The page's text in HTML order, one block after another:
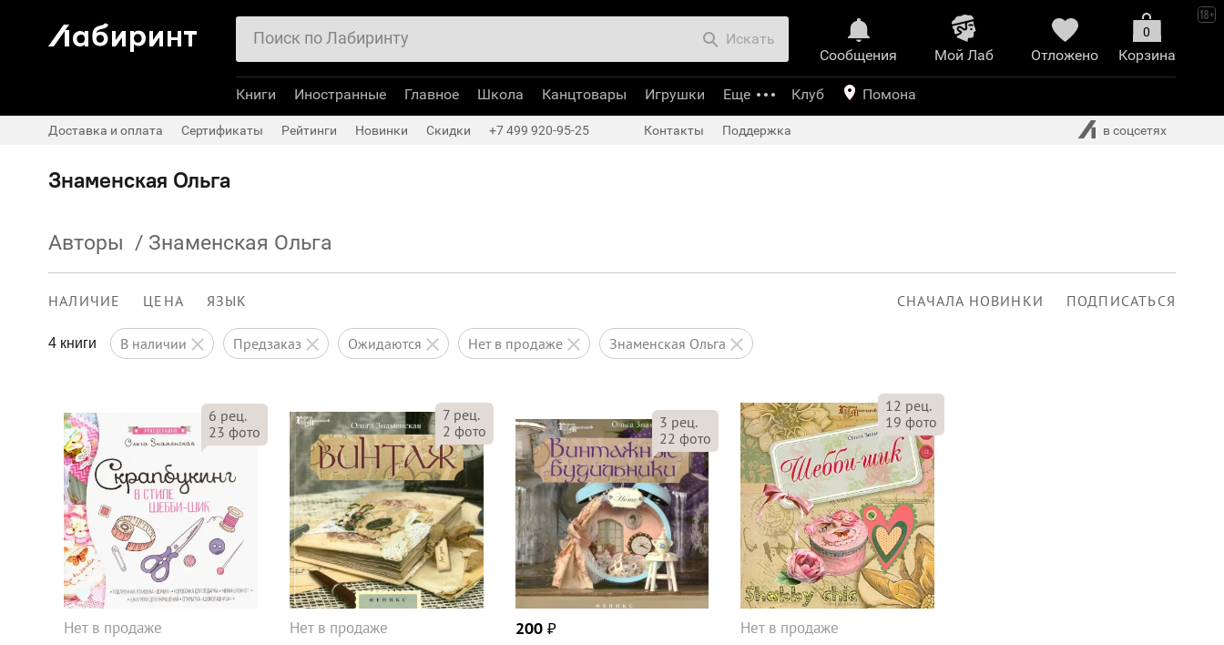
Знаменская Ольга
Авторы / Знаменская Ольга
НАЛИЧИЕ ЦЕНА ЯЗЫК СНАЧАЛА НОВИНКИ ПОДПИСАТЬСЯ
4 книги в наличии предзаказ ожидаются нет в продаже Знаменская Ольга
6 рец.
23 фото
Нет в продаже
7рец.
2 фото
Нет в продаже
3 рец.
22 фото
200₽
12 рец.
19 фото
Нет в продаже
Сообщения
Mой Лаб​
иринт
Отложено
0
Корзина
Искать
Книги Иностранные Главное Школа Канцтовары Игрушки Еще Клуб Помона
Доставка и оплата Сертификаты Рейтинги Новинки Скидки +7 499 920-95-25 Контакты Поддержка в соцсетях